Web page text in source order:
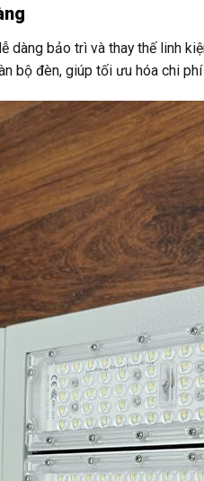
bảo trì và thay thế linh
bộ đèn, giúp tối ưu hóa chi phí